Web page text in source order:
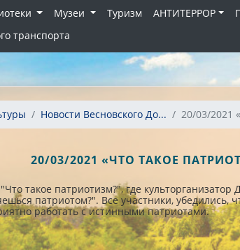
Музеи Туризм АНТИТЕРРОР
транспорта
Новости Весновского До... 20/03/2021
20/03/2021 «ЧТО ТАКОЕ
такое патриотизм?", где культорганизатор
патриотом?". Все участники,
работать с истинными патриотами.